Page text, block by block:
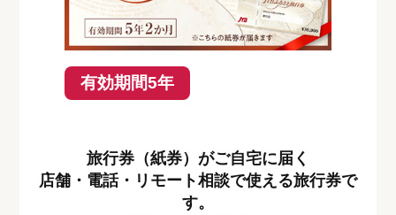
有効期間5年
旅行券（紙券）がご自宅に届く
店舗・電話・リモート相談で使える旅行券で
す。